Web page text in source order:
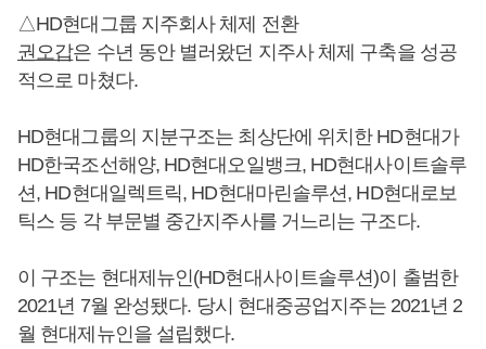
△HD현대그룹 지주회사 체제 전환
권오갑은 수년 동안 별러왔던 지주사 체제 구축을 성공
적으로 마쳤다.
HD현대그룹의 지분구조는 최상단에 위치한 HD현대가
HD한국조선해양, HD현대오일뱅크, HD현대사이트솔루
션, HD현대일렉트릭, HD현대마린솔루션, HD현대로보
틱스 등 각 부문별 중간지주사를 거느리는 구조다.
이 구조는 현대제뉴인(HD현대사이트솔루션)이 출범한
2021년 7월 완성됐다. 당시 현대중공업지주는 2021년 2
월 현대제뉴인을 설립했다.